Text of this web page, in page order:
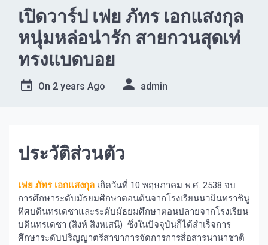
เปิดวาร์ป เฟย ภัทร เอกแสงกุล
หนุ่มหล่อน่ารัก สายกวนสุดเท่
ทรงแบดบอย
On 2 years Ago admin
ประวัติส่วนตัว
เฟย ภัทร เอกแสงกุล เกิดวันที่ 10 พฤษภาคม พ.ศ. 2538 จบ
การศึกษาระดับมัธยมศึกษาตอนต้นจากโรงเรียนนวมินทราชินู
ทิศบดินทรเดชาและระดับมัธยมศึกษาตอนปลายจากโรงเรียน
บดินทรเดชา (สิงห์ สิงหเสนี) ซึ่งในปัจจุบันก็ได้สำเร็จการ
ศึกษาระดับปริญญาตรีสาขาการจัดการการสื่อสารนานาชาติ